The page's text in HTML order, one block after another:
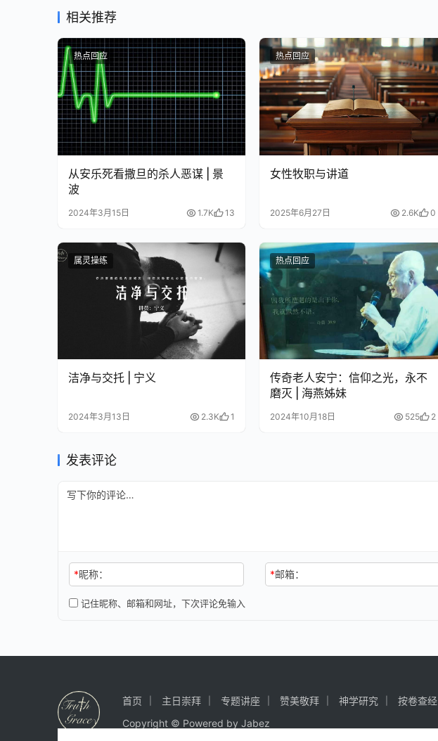
相关推荐
热点回应
从安乐死看撒旦的杀人恶谋 | 景
波
2024年3月15日 1.7K 13
热点回应
女性牧职与讲道
2025年6月27日 2.6K 0
属灵操练
洁净与交托 | 宁义
2024年3月13日 2.3K 1
热点回应
传奇老人安宁：信仰之光，永不
磨灭 | 海燕姊妹
2024年10月18日 525 2
发表评论
*昵称： *邮箱：
记住昵称、邮箱和网址，下次评论免输入
首页 主日崇拜 专题讲座 赞美敬拜 神学研究 按卷查经
Copyright © Powered by Jabez